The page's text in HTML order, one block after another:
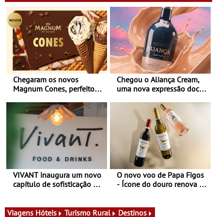
Chegaram os novos
Magnum Cones, perfeitos
Chegou o Aliança Cream,
uma nova expressão doce
VIVANT inaugura um novo
capítulo de sofisticação no
na Quinta do Lago com
O novo voo de Papa Figos
- Ícone do douro renova a
líder
Viagens Hóteis Turismo Rural Destinos